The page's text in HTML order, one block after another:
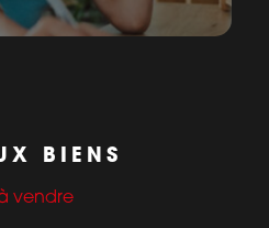
BIENS